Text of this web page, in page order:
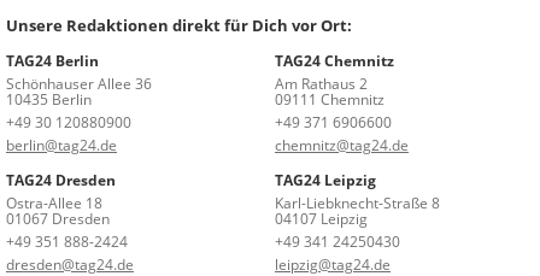
Unsere Redaktionen direkt für Dich vor Ort:
TAG24 Berlin
Schönhauser Allee 36
10435 Berlin
+49 30 120880900
berlin@tag24.de
TAG24 Chemnitz
Am Rathaus 2
09111 Chemnitz
+49 371 6906600
chemnitz@tag24.de
TAG24 Dresden
Ostra-Allee 18
01067 Dresden
+49 351 888-2424
dresden@tag24.de
TAG24 Leipzig
Karl-Liebknecht-Straße 8
04107 Leipzig
+49 341 24250430
leipzig@tag24.de